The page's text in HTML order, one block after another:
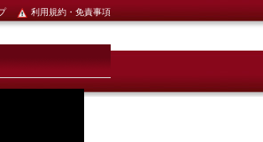
利用規約・免責事項